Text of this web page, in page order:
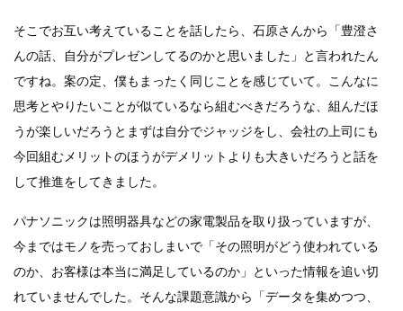
そこでお互い考えていることを話したら、石原さんから「豊澄さ
んの話、自分がプレゼンしてるのかと思いました」と言われたん
ですね。案の定、僕もまったく同じことを感じていて。こんなに
思考とやりたいことが似ているなら組むべきだろうな、組んだほ
うが楽しいだろうとまずは自分でジャッジをし、会社の上司にも
今回組むメリットのほうがデメリットよりも大きいだろうと話を
して推進をしてきました。
パナソニックは照明器具などの家電製品を取り扱っていますが、
今まではモノを売っておしまいで「その照明がどう使われている
のか、お客様は本当に満足しているのか」といった情報を追い切
れていませんでした。そんな課題意識から「データを集めつつ、